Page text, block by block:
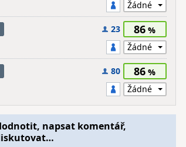
23 86
80 86
napsat komentář,